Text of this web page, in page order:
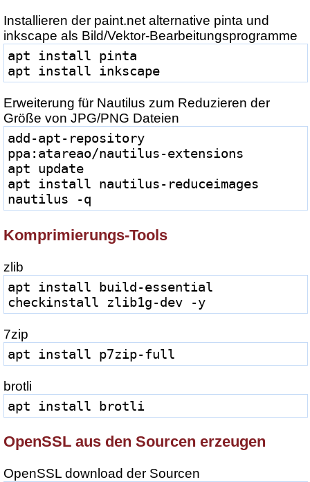
Installieren der paint.net alternative pinta und
inkscape als Bild/Vektor-Bearbeitungsprogramme
apt install pinta
apt install inkscape
Erweiterung für Nautilus zum Reduzieren der
Größe von JPG/PNG Dateien
add-apt-repository
ppa:atareao/nautilus-extensions
apt update
apt install nautilus-reduceimages
nautilus -q
Komprimierungs-Tools
zlib
apt install build-essential
checkinstall zlib1g-dev -y
7zip
apt install p7zip-full
brotli
apt install brotli
OpenSSL aus den Sourcen erzeugen
OpenSSL download der Sourcen